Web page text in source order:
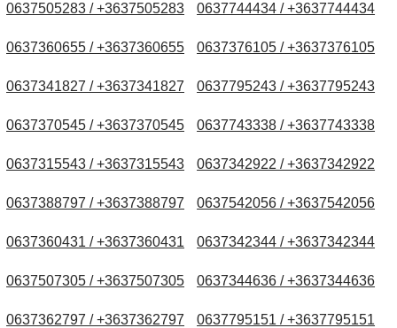
0637505283 / +3637505283 0637744434 / +3637744434
0637360655 / +3637360655 0637376105 / +3637376105
0637341827 / +3637341827 0637795243 / +3637795243
0637370545 / +3637370545 0637743338 / +3637743338
0637315543 / +3637315543 0637342922 / +3637342922
0637388797 / +3637388797 0637542056 / +3637542056
0637360431 / +3637360431 0637342344 / +3637342344
0637507305 / +3637507305 0637344636 / +3637344636
0637362797 / +3637362797 0637795151 / +3637795151